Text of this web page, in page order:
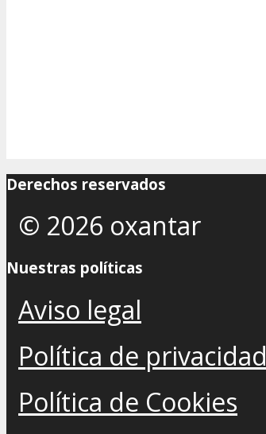
Derechos reservados
© 2026 oxantar
Nuestras políticas
Aviso legal
Política de privacidad
Política de Cookies